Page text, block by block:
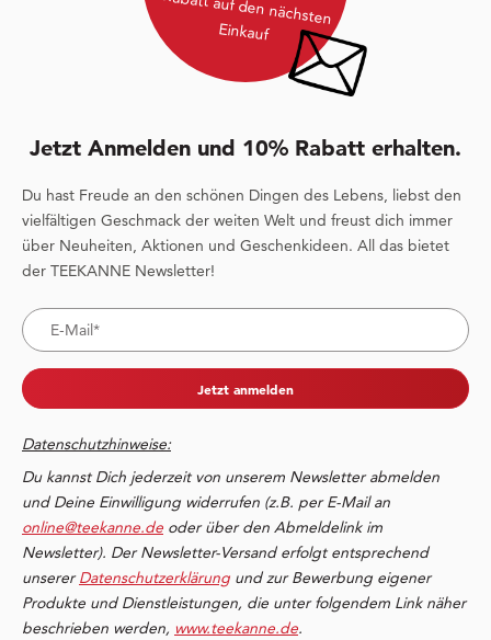
Einkauf
Jetzt Anmelden und 10% Rabatt erhalten.
Du hast Freude an den schönen Dingen des Lebens, liebst den
vielfältigen Geschmack der weiten Welt und freust dich immer
über Neuheiten, Aktionen und Geschenkideen. All das bietet
der TEEKANNE Newsletter!
Jetzt anmelden
Datenschutzhinweise:
Du kannst Dich jederzeit von unserem Newsletter abmelden
und Deine Einwilligung widerrufen (z.B. per E-Mail an
online@teekanne.de oder über den Abmeldelink im
Newsletter). Der Newsletter-Versand erfolgt entsprechend
unsererDatenschutzerklärung und zur Bewerbung eigener
Produkte und Dienstleistungen, die unter folgendem Link näher
beschrieben werden, www.teekanne.de.